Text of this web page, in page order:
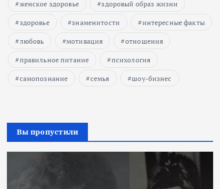
женское здоровье
здоровый образ жизни
здоровье
знаменитости
интересные факты
любовь
мотивация
отношения
правильное питание
психология
самопознание
семья шоу-бизнес
Вы пропустили